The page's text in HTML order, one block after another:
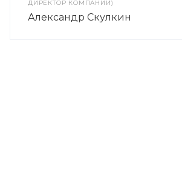
ДИРЕКТОР КОМПАНИИ)
Александр Скулкин